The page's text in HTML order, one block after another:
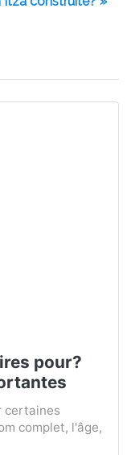
pour?
certaines
complet, l'âge,